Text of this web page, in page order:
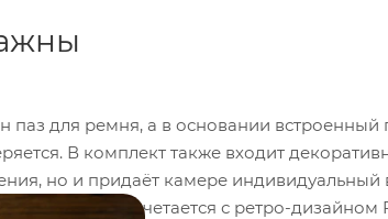
паз для ремня, а в основании
В комплект также входит
но и придаёт камере
гармонично сочетается с ретро-дизайном